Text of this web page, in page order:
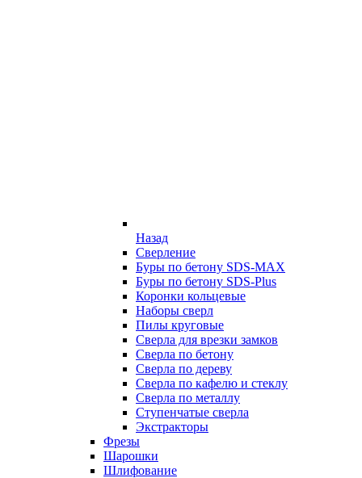
Назад
Сверление
Буры по бетону SDS-MAX
Буры по бетону SDS-Plus
Коронки кольцевые
Наборы сверл
Пилы круговые
Сверла для врезки замков
Сверла по бетону
Сверла по дереву
Сверла по кафелю и стеклу
Сверла по металлу
Ступенчатые сверла
Экстракторы
Фрезы
Шарошки
Шлифование